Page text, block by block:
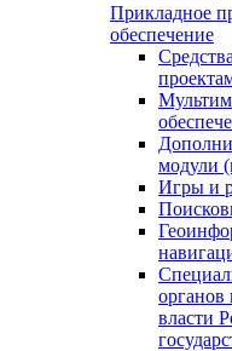
Прикладное
обеспечение
модули
Игры и
органов
власти